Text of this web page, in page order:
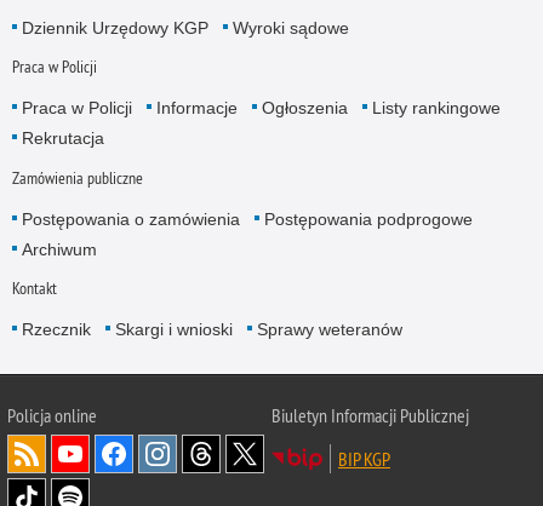
Dziennik Urzędowy KGP Wyroki sądowe
Praca w Policji
Praca w Policji Informacje Ogłoszenia
Listy rankingowe
Rekrutacja
Zamówienia publiczne
Postępowania o zamówienia
Postępowania podprogowe
Archiwum
Kontakt
Rzecznik Skargi i wnioski Sprawy weteranów
Policjaonline
Biuletyn Informacji Publicznej
BIP KGP